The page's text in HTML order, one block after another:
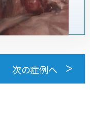
次の症例へ